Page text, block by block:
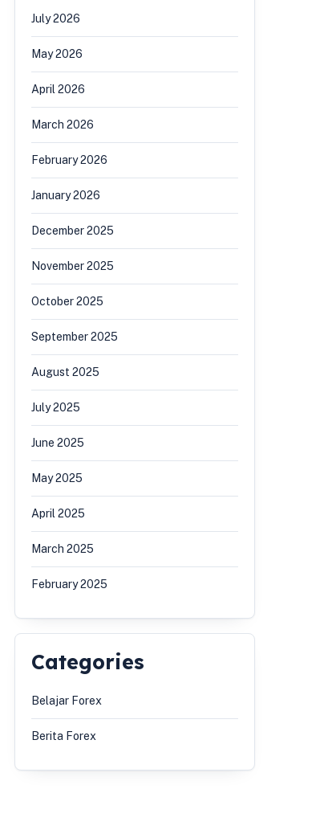
July 2026
May 2026
April 2026
March 2026
February 2026
January 2026
December 2025
November 2025
October 2025
September 2025
August 2025
July 2025
June 2025
May 2025
April 2025
March 2025
February 2025
Categories
Belajar Forex
Berita Forex